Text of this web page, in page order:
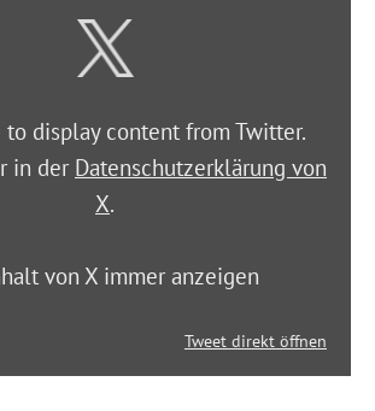
to display content from Twitter.
in der Datenschutzerklärung von
X.
von X immer anzeigen
Tweet direkt öffnen